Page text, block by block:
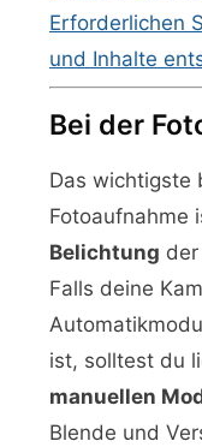
Erforderlichen
und Inhalte
Bei der
Das wichtigste
Fotoaufnahme
Belichtung
Falls deine
ist, solltest du
manuellen
Blende und